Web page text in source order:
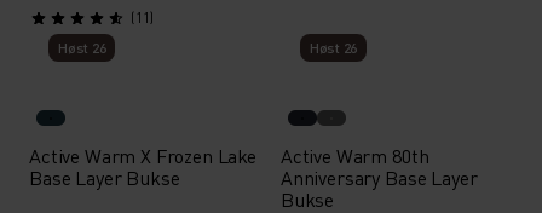
(11)
Høst 26
Active Warm X Frozen Lake
Base Layer Bukse
Høst 26
Active Warm 80th
Anniversary Base Layer
Bukse